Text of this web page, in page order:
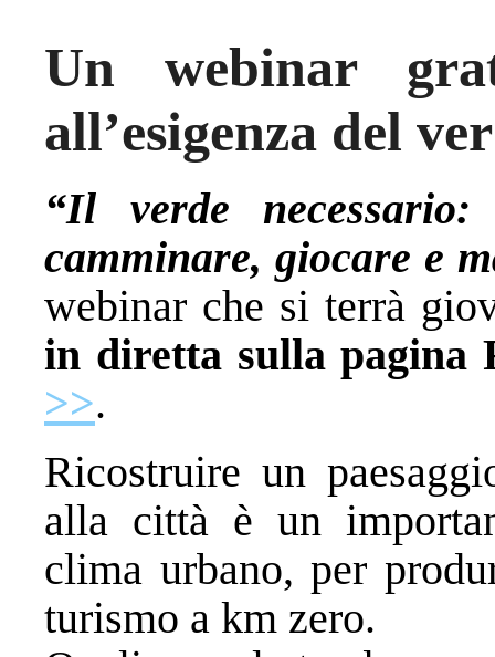
Un webinar
all’esigenza del
“Il verde
camminare, giocare e
webinar che si terrà
in diretta sulla pagina
>>.
Ricostruire un
alla città è un
clima urbano, per
turismo a km zero.